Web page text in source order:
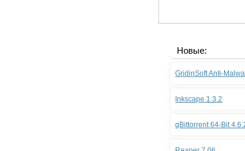
Новые:
GridinSoft Anti-
Inkscape 1.3.2
qBittorrent 64-Bit